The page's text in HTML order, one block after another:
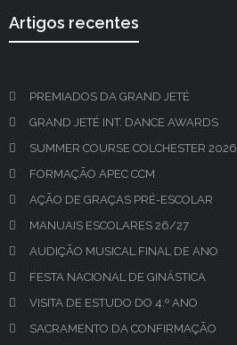
Artigos recentes
PREMIADOS DA GRAND JETÉ
GRAND JETÉ INT. DANCE AWARDS
SUMMER COURSE COLCHESTER 2026
FORMAÇÃO APEC CCM
AÇÃO DE GRAÇAS PRÉ-ESCOLAR
MANUAIS ESCOLARES 26/27
AUDIÇÃO MUSICAL FINAL DE ANO
FESTA NACIONAL DE GINÁSTICA
VISITA DE ESTUDO DO 4.º ANO
SACRAMENTO DA CONFIRMAÇÃO